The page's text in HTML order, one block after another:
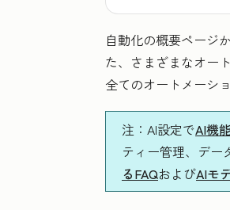
自動化の概要ページ
た、さまざまなオー
全てのオートメーシ
注 ：AI設定でAI機
ティー管理、デー
るFAQおよびAIモ